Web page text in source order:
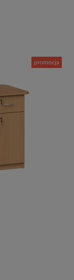
promocja